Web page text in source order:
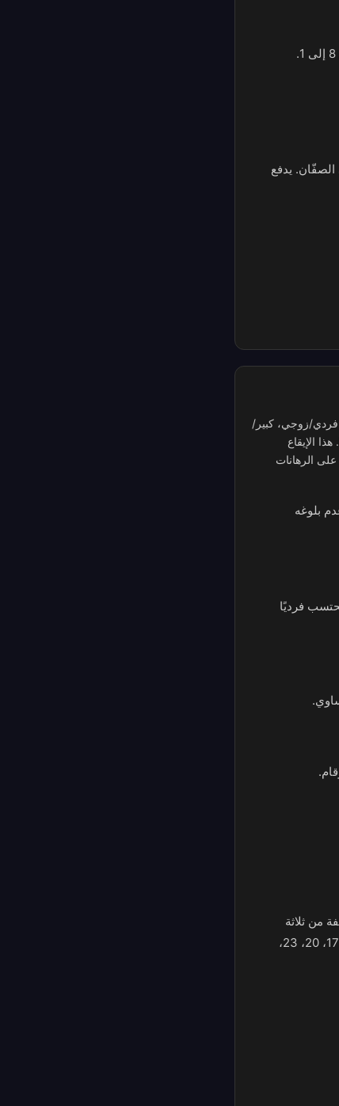
يدفع
فردي/زوجي، كبير/
الإيقاع
الرهانات
(48.65%). يدفع 1 إلى 1. سبب عدم بلوغه
فرديًا
فجوة مؤلفة من ثلاثة
أرقام: العمود الأول هو 1، 4، 7، 10، 13، 16، 19، 22، 25، 28، 31، 34؛ والثاني هو 2، 5، 8، 11، 14، 17، 20، 23،